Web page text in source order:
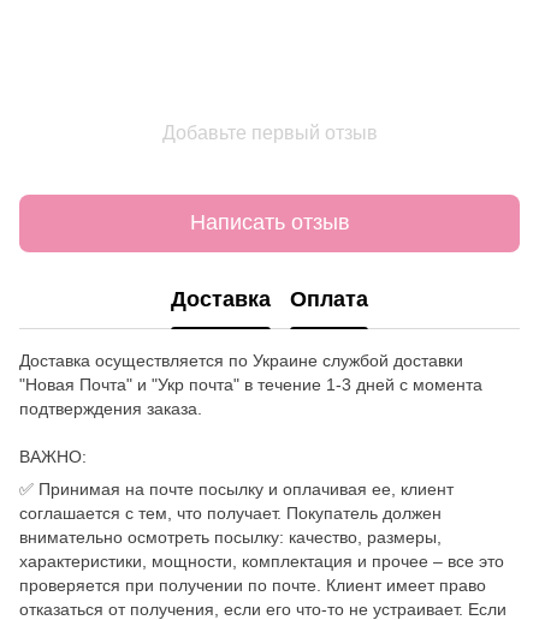
Добавьте первый отзыв
Написать отзыв
Доставка Оплата
Доставка осуществляется по Украине службой доставки
"Новая Почта" и "Укр почта" в течение 1-3 дней с момента
подтверждения заказа.
ВАЖНО:
✅ Принимая на почте посылку и оплачивая ее, клиент
соглашается с тем, что получает. Покупатель должен
внимательно осмотреть посылку: качество, размеры,
характеристики, мощности, комплектация и прочее – все это
проверяется при получении по почте. Клиент имеет право
отказаться от получения, если его что-то не устраивает. Если